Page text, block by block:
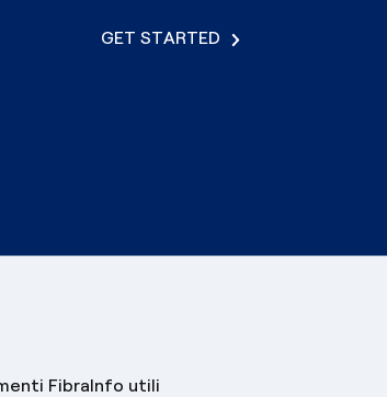
GET STARTED
FibraInfo utili